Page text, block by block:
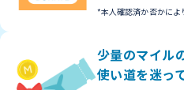
*本人確認済か否かによ
少量のマイル
使い道を迷っ